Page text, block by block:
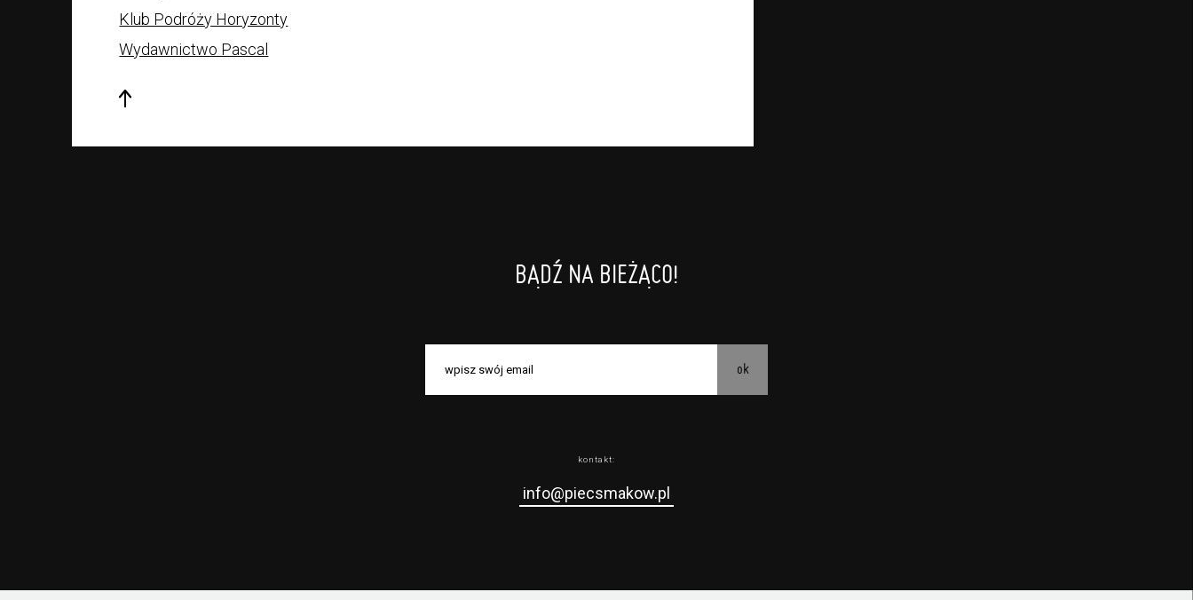
Klub Podróży Horyzonty
Wydawnictwo Pascal
BĄDŹ NA BIEŻĄCO!
ok
kontakt:
info@piecsmakow.pl